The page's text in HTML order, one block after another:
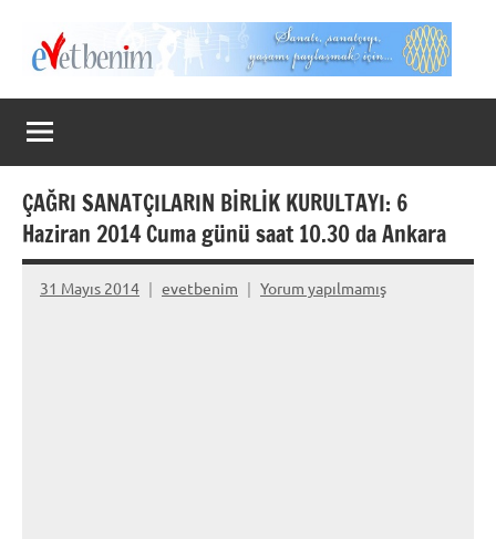
Evet
Benim
ÇAĞRI SANATÇILARIN BİRLİK KURULTAYI: 6
Haziran 2014 Cuma günü saat 10.30 da Ankara
31 Mayıs 2014 evetbenim Yorum yapılmamış